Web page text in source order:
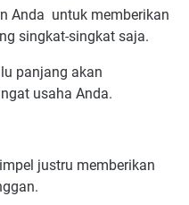
Nama Tempat
Anda untuk memberikan
singkat-singkat saja.
panjang akan
usaha Anda.
justru memberikan